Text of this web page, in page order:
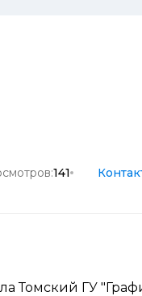
141
Томский ГУ